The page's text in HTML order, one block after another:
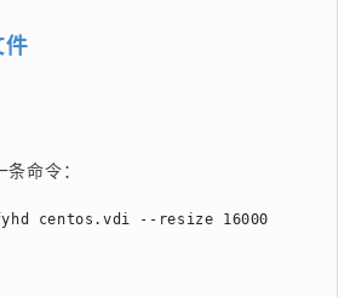
件
命令：
centos.vdi --resize 16000